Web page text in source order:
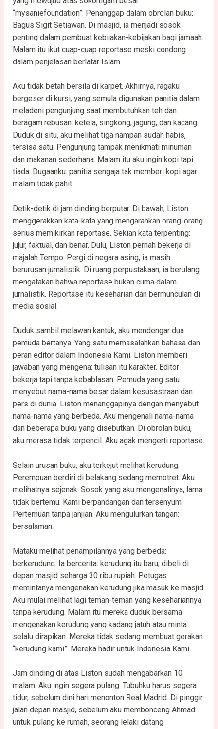
“mysaniefoundation”. Penanggap dalam obrolan buku:
Bagus Sigit Setiawan. Di masjid, ia menjadi sosok
penting dalam pembuat kebijakan-kebijakan bagi jamaah.
Malam itu ikut cuap-cuap reportase meski condong
dalam penjelasan berlatar Islam.
Aku tidak betah bersila di karpet. Akhirnya, ragaku
bergeser di kursi, yang semula digunakan panitia dalam
meladeni pengunjung saat membutuhkan teh dan
beragam rebusan: ketela, singkong, jagung, dan kacang.
Duduk di situ, aku melihat tiga nampan sudah habis,
tersisa satu. Pengunjung tampak menikmati minuman
dan makanan sederhana. Malam itu aku ingin kopi tapi
tiada. Dugaanku: panitia sengaja tak memberi kopi agar
malam tidak pahit.
Detik-detik di jam dinding berputar. Di bawah, Liston
menggerakkan kata-kata yang mengarahkan orang-orang
serius memikirkan reportase. Sekian kata terpenting:
jujur, faktual, dan benar. Dulu, Liston pernah bekerja di
majalah Tempo. Pergi di negara asing, ia masih
berurusan jurnalistik. Di ruang perpustakaan, ia berulang
mengatakan bahwa reportase bukan cuma dalam
jurnalistik. Reportase itu keseharian dan bermunculan di
media sosial.
Duduk sambil melawan kantuk, aku mendengar dua
pemuda bertanya. Yang satu memasalahkan bahasa dan
peran editor dalam Indonesia Kami. Liston memberi
jawaban yang mengena: tulisan itu karakter. Editor
bekerja tapi tanpa kebablasan. Pemuda yang satu
menyebut nama-nama besar dalam kesusastraan dan
pers di dunia. Liston menanggapinya dengan menyebut
nama-nama yang berbeda. Aku mengenali nama-nama
dan beberapa buku yang disebutkan. Di obrolan buku,
aku merasa tidak terpencil. Aku agak mengerti reportase.
Selain urusan buku, aku terkejut melihat kerudung.
Perempuan berdiri di belakang sedang memotret. Aku
melihatnya sejenak. Sosok yang aku mengenalinya, lama
tidak bertemu. Kami berpandangan dan tersenyum.
Pertemuan tanpa janjian. Aku mengulurkan tangan:
bersalaman.
Mataku melihat penampilannya yang berbeda:
berkerudung. Ia bercerita: kerudung itu baru, dibeli di
depan masjid seharga 30 ribu rupiah. Petugas
memintanya mengenakan kerudung jika masuk ke masjid.
Aku mulai melihat lagi teman-teman yang kesehariannya
tanpa kerudung. Malam itu mereka duduk bersama
mengenakan kerudung yang kadang jatuh atau minta
selalu dirapikan. Mereka tidak sedang membuat gerakan
“kerudung kami”. Mereka hadir untuk Indonesia Kami.
Jam dinding di atas Liston sudah mengabarkan 10
malam. Aku ingin segera pulang. Tubuhku harus segera
tidur, sebelum dini hari menonton Real Madrid. Di pinggir
jalan depan masjid, sebelum aku membonceng Ahmad
untuk pulang ke rumah, seorang lelaki datang